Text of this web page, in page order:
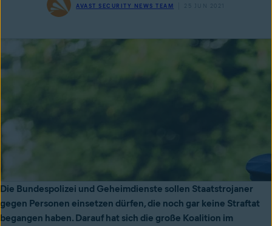
AVAST SECURITY NEWS TEAM 25 JUN 2021
Die Bundespolizei und Geheimdienste sollen Staatstrojaner
gegen Personen einsetzen dürfen, die noch gar keine Straftat
begangen haben. Darauf hat sich die große Koalition im